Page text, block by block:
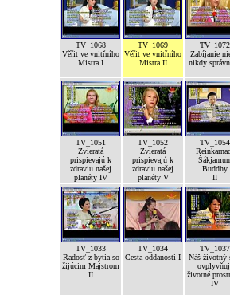
TV_1068
Věřit ve vnitřního
Mistra I
TV_1069
Věřit ve vnitřního
Mistra II
TV_1072
Zabíjanie
nikdy
TV_1051
Zvieratá
prispievajú k
zdraviu našej
planéty IV
TV_1052
Zvieratá
prispievajú k
zdraviu našej
planéty V
TV_1054
Buddhy
II
TV_1033
Radosť z bytia so
žijúcim Majstrom
II
TV_1034
Cesta oddanosti I
TV_1037
Náš životný
životné
IV